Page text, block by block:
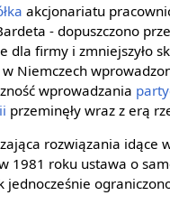
akcjonariatu
- dopuszczono
dla firmy i zmniejszyło
Niemczech
wprowadzania
przeminęły wraz z erą
rozwiązania idące
1981 roku ustawa o